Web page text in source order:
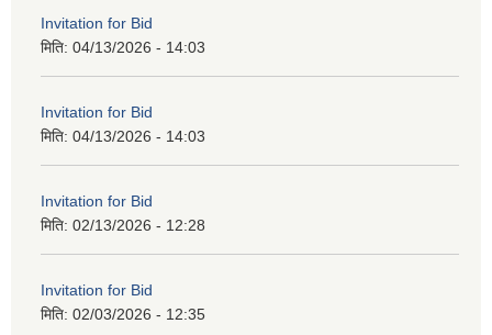
Invitation for Bid
मिति: 04/13/2026 - 14:03
Invitation for Bid
मिति: 04/13/2026 - 14:03
Invitation for Bid
मिति: 02/13/2026 - 12:28
Invitation for Bid
मिति: 02/03/2026 - 12:35